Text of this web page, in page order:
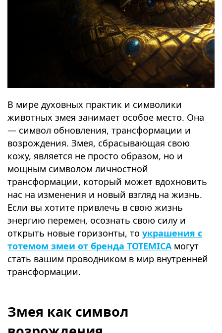
В мире духовных практик и символики
животных змея занимает особое место. Она
— символ обновления, трансформации и
возрождения. Змея, сбрасывающая свою
кожу, является не просто образом, но и
мощным символом личностной
трансформации, который может вдохновить
нас на изменения и новый взгляд на жизнь.
Если вы хотите привлечь в свою жизнь
энергию перемен, осознать свою силу и
открыть новые горизонты, то украшения с
тотемом змеи от бренда TOTEMICA могут
стать вашим проводником в мир внутренней
трансформации.
Змея как символ